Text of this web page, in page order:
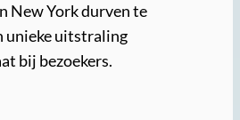
New York durven te
unieke uitstraling
bij bezoekers.